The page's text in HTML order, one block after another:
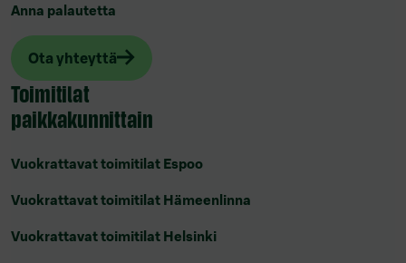
Anna palautetta
Ota yhteyttä
Toimitilat
paikkakunnittain
Vuokrattavat toimitilat Espoo
Vuokrattavat toimitilat Hämeenlinna
Vuokrattavat toimitilat Helsinki